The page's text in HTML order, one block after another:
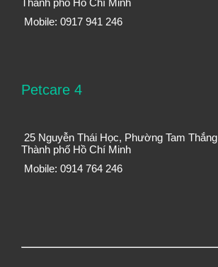
Thành phố Hồ Chí Minh
Mobile: 0917 941 246
Petcare 4
25 Nguyễn Thái Học, Phường Tam Thắng
Thành phố Hồ Chí Minh
Mobile: 0914 764 246